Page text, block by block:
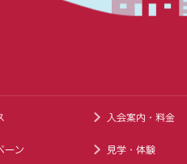
ーン
入会案内・料金
見学・体験